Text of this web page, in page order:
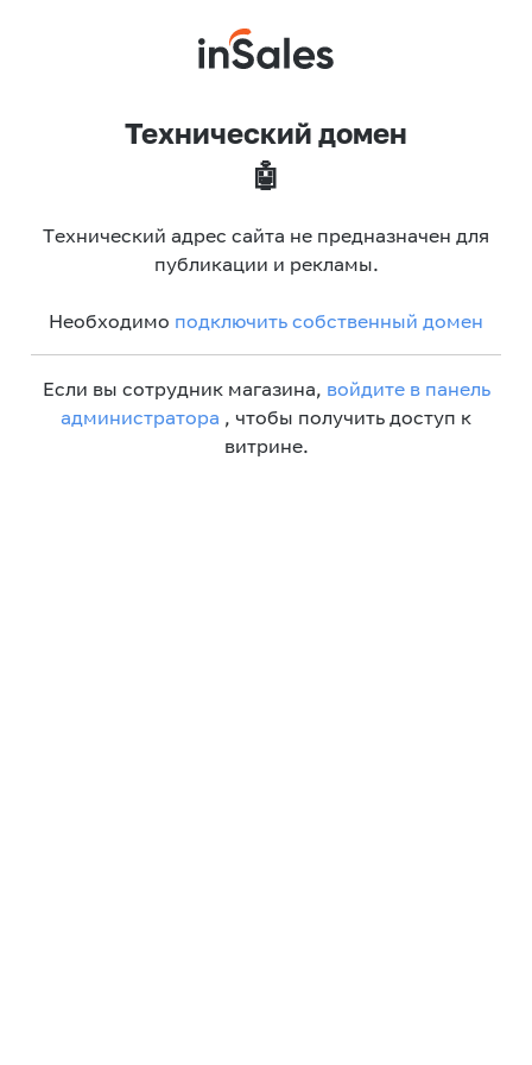
Технический домен
🤖
Технический адрес сайта не предназначен для
публикации и рекламы.
Необходимо подключить собственный домен
Если вы сотрудник магазина, войдите в панель
администратора , чтобы получить доступ к
витрине.